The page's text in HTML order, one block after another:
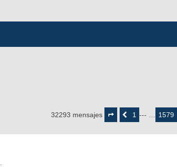
32293 mensajes
deAnterior1 --- … 1579